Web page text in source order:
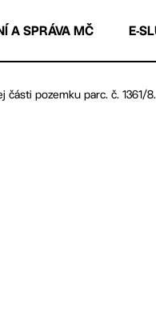
A SPRÁVA MČ E-
části pozemku parc. č. 1361/